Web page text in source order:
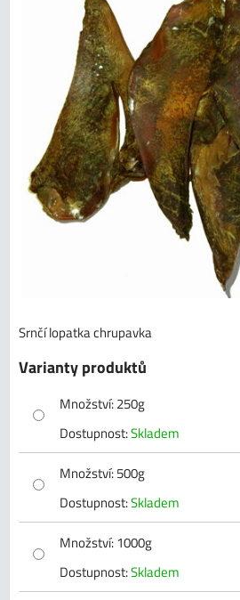
Srnčí lopatka chrupavka
Varianty produktů
Množství:250g
Dostupnost:Skladem
Množství:500g
Dostupnost:Skladem
Množství:1000g
Dostupnost:Skladem